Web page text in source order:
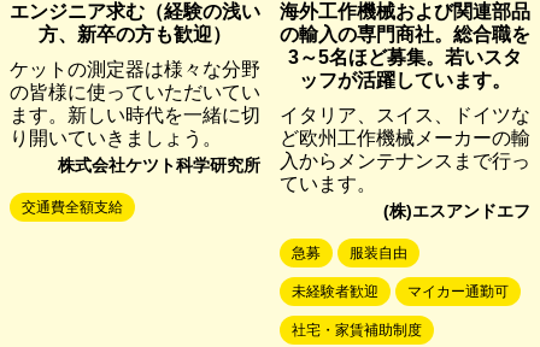
エンジニア求む（経験の浅い
方、新卒の方も歓迎）
ケットの測定器は様々な分野
の皆様に使っていただいてい
ます。新しい時代を一緒に切
り開いていきましょう。
株式会社ケツト科学研究所
交通費全額支給
海外工作機械および関連部品
の輸入の専門商社。総合職を
3～5名ほど募集。若いスタ
ッフが活躍しています。
イタリア、スイス、ドイツな
ど欧州工作機械メーカーの輸
入からメンテナンスまで行っ
ています。
(株)エスアンドエフ
急募 服装自由
未経験者歓迎 マイカー通勤可
社宅・家賃補助制度